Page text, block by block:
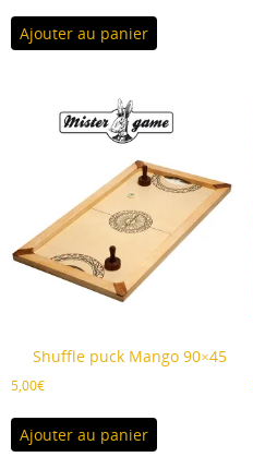
Ajouter au panier
Shuffle puck Mango 90×45
5,00€
Ajouter au panier